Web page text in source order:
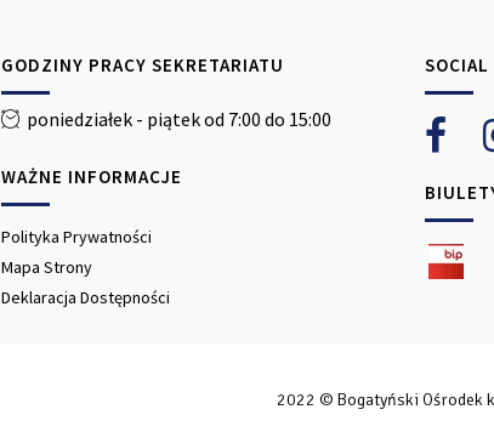
GODZINY PRACY SEKRETARIATU
poniedziałek - piątek od 7:00 do 15:00
WAŻNE INFORMACJE
Polityka Prywatności
Mapa Strony
Deklaracja Dostępności
SOCIAL
2022 © Bogatyński Ośrodek